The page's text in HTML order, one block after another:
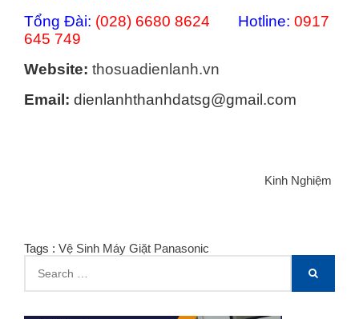
Tổng Đài: (028) 6680 8624 Hotline: 0917
645 749
Website: thosuadienlanh.vn
Email: dienlanhthanhdatsg@gmail.com
Kinh Nghiệm
Tags : Vệ Sinh Máy Giặt Panasonic
for:
SEARCH